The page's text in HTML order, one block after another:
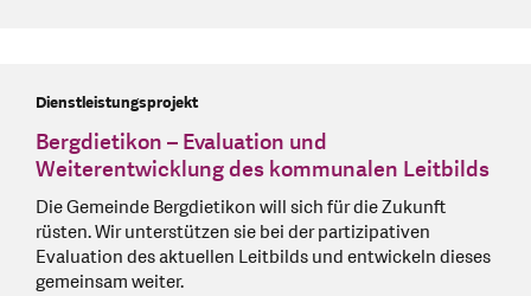
Dienstleistungsprojekt
Bergdietikon – Evaluation und
Weiterentwicklung des kommunalen Leitbilds
Die Gemeinde Bergdietikon will sich für die Zukunft
rüsten. Wir unterstützen sie bei der partizipativen
Evaluation des aktuellen Leitbilds und entwickeln dieses
gemeinsam weiter.